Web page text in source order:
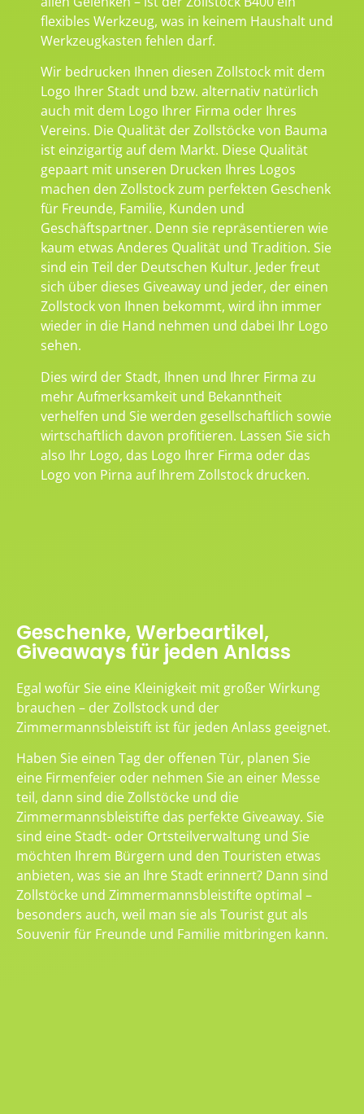
flexibles Werkzeug, was in keinem Haushalt und
Werkzeugkasten fehlen darf.
Wir bedrucken Ihnen diesen Zollstock mit dem
Logo Ihrer Stadt und bzw. alternativ natürlich
auch mit dem Logo Ihrer Firma oder Ihres
Vereins. Die Qualität der Zollstöcke von Bauma
ist einzigartig auf dem Markt. Diese Qualität
gepaart mit unseren Drucken Ihres Logos
machen den Zollstock zum perfekten Geschenk
für Freunde, Familie, Kunden und
Geschäftspartner. Denn sie repräsentieren wie
kaum etwas Anderes Qualität und Tradition. Sie
sind ein Teil der Deutschen Kultur. Jeder freut
sich über dieses Giveaway und jeder, der einen
Zollstock von Ihnen bekommt, wird ihn immer
wieder in die Hand nehmen und dabei Ihr Logo
sehen.
Dies wird der Stadt, Ihnen und Ihrer Firma zu
mehr Aufmerksamkeit und Bekanntheit
verhelfen und Sie werden gesellschaftlich sowie
wirtschaftlich davon profitieren. Lassen Sie sich
also Ihr Logo, das Logo Ihrer Firma oder das
Logo von Pirna auf Ihrem Zollstock drucken.
Geschenke, Werbeartikel,
Giveaways für jeden Anlass
Egal wofür Sie eine Kleinigkeit mit großer Wirkung
brauchen – der Zollstock und der
Zimmermannsbleistift ist für jeden Anlass geeignet.
Haben Sie einen Tag der offenen Tür, planen Sie
eine Firmenfeier oder nehmen Sie an einer Messe
teil, dann sind die Zollstöcke und die
Zimmermannsbleistifte das perfekte Giveaway. Sie
sind eine Stadt- oder Ortsteilverwaltung und Sie
möchten Ihrem Bürgern und den Touristen etwas
anbieten, was sie an Ihre Stadt erinnert? Dann sind
Zollstöcke und Zimmermannsbleistifte optimal –
besonders auch, weil man sie als Tourist gut als
Souvenir für Freunde und Familie mitbringen kann.